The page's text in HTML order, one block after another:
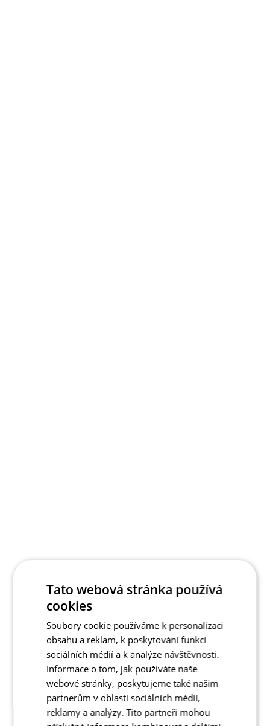
Tato webová stránka používá
cookies
Soubory cookie používáme k personalizaci
obsahu a reklam, k poskytování funkcí
sociálních médií a k analýze návštěvnosti.
Informace o tom, jak používáte naše
webové stránky, poskytujeme také našim
partnerům v oblasti sociálních médií,
reklamy a analýzy. Tito partneři mohou